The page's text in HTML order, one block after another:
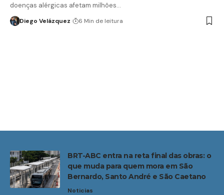
doenças alérgicas afetam milhões…
Diego Velázquez 6 Min de leitura
BRT-ABC entra na reta final das obras: o
que muda para quem mora em São
Bernardo, Santo André e São Caetano
Noticias